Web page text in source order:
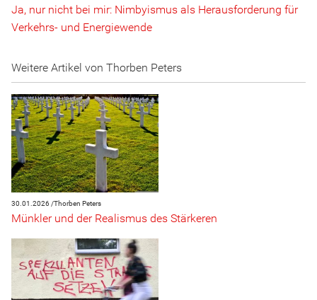
Ja, nur nicht bei mir: Nimbyismus als Herausforderung für
Verkehrs- und Energiewende
Weitere Artikel von Thorben Peters
30.01.2026 /Thorben Peters
Münkler und der Realismus des Stärkeren